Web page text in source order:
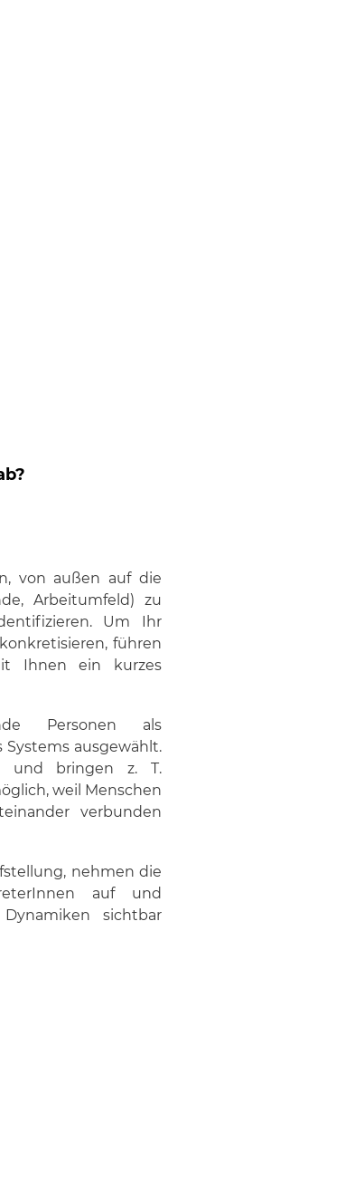
von außen auf die
Arbeitumfeld) zu
Um Ihr
führen
Ihnen ein kurzes
Personen als
ausgewählt.
und bringen z. T.
weil Menschen
verbunden
nehmen die
auf und
sichtbar